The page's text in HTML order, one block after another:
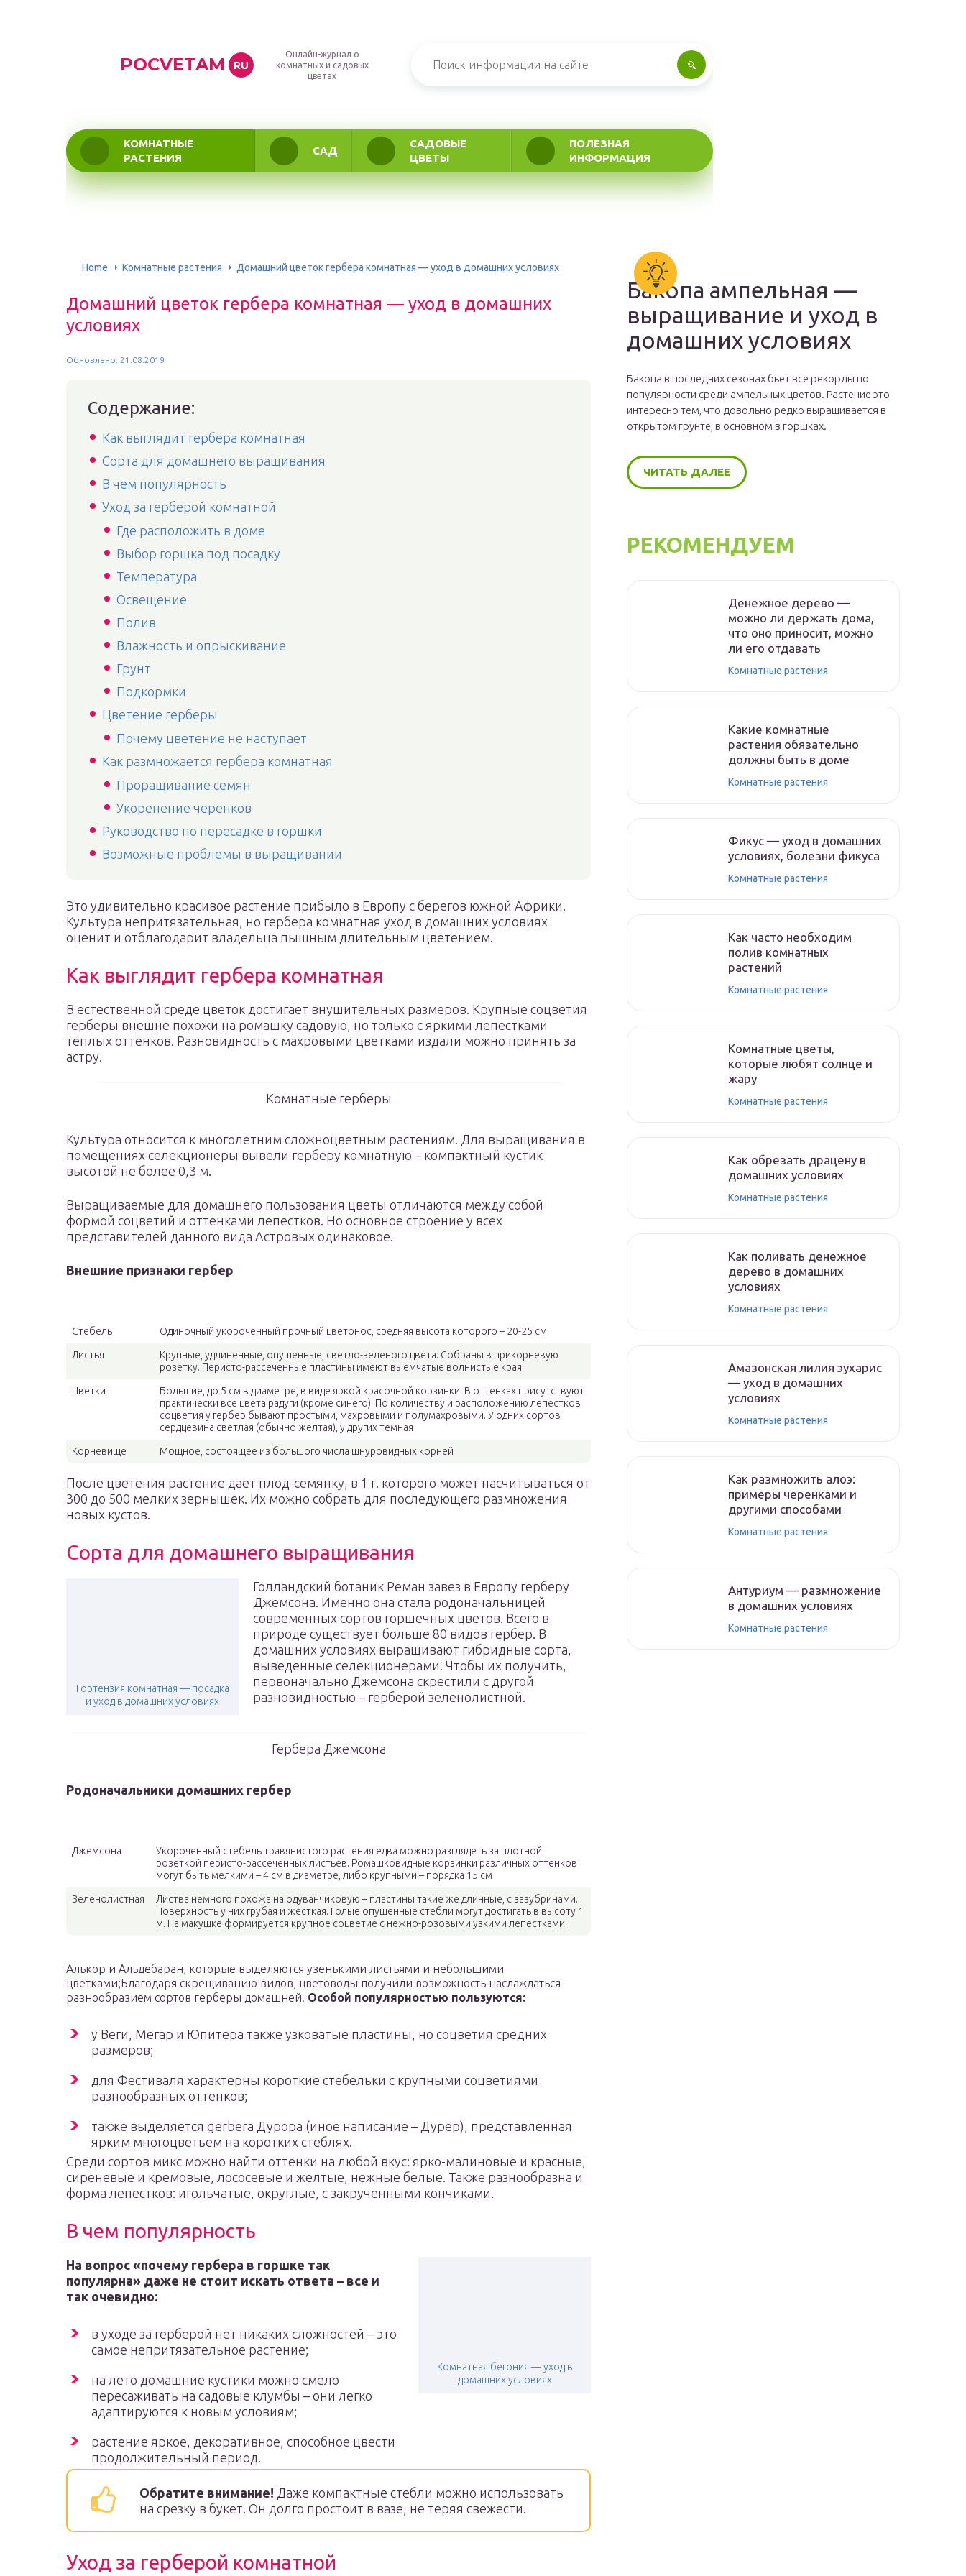
POCVETAM RU
Онлайн-журнал о
комнатных и садовых
цветах
КОМНАТНЫЕ
РАСТЕНИЯ
САД
САДОВЫЕ
ЦВЕТЫ
ПОЛЕЗНАЯ
ИНФОРМАЦИЯ
Home Комнатные растения Домашний цветок гербера комнатная — уход в домашних условиях
Домашний цветок гербера комнатная — уход в домашних
условиях
Обновлено: 21.08.2019
Содержание:
Как выглядит гербера комнатная
Сорта для домашнего выращивания
В чем популярность
Уход за герберой комнатной
Где расположить в доме
Выбор горшка под посадку
Температура
Освещение
Полив
Влажность и опрыскивание
Грунт
Подкормки
Цветение герберы
Почему цветение не наступает
Как размножается гербера комнатная
Проращивание семян
Укоренение черенков
Руководство по пересадке в горшки
Возможные проблемы в выращивании
Это удивительно красивое растение прибыло в Европу с берегов южной Африки.
Культура непритязательная, но гербера комнатная уход в домашних условиях
оценит и отблагодарит владельца пышным длительным цветением.
Как выглядит гербера комнатная
В естественной среде цветок достигает внушительных размеров. Крупные соцветия
герберы внешне похожи на ромашку садовую, но только с яркими лепестками
теплых оттенков. Разновидность с махровыми цветками издали можно принять за
астру.
Комнатные герберы
Культура относится к многолетним сложноцветным растениям. Для выращивания в
помещениях селекционеры вывели герберу комнатную – компактный кустик
высотой не более 0,3 м.
Выращиваемые для домашнего пользования цветы отличаются между собой
формой соцветий и оттенками лепестков. Но основное строение у всех
представителей данного вида Астровых одинаковое.
Внешние признаки гербер
Стебель Одиночный укороченный прочный цветонос, средняя высота которого – 20-25 см
Листья
Крупные, удлиненные, опушенные, светло-зеленого цвета. Собраны в прикорневую
розетку. Перисто-рассеченные пластины имеют выемчатые волнистые края
Цветки
Большие, до 5 см в диаметре, в виде яркой красочной корзинки. В оттенках присутствуют
практически все цвета радуги (кроме синего). По количеству и расположению лепестков
соцветия у гербер бывают простыми, махровыми и полумахровыми. У одних сортов
сердцевина светлая (обычно желтая), у других темная
Корневище Мощное, состоящее из большого числа шнуровидных корней
После цветения растение дает плод-семянку, в 1 г. которого может насчитываться от
300 до 500 мелких зернышек. Их можно собрать для последующего размножения
новых кустов.
Сорта для домашнего выращивания
Гортензия комнатная — посадка
и уход в домашних условиях
Голландский ботаник Реман завез в Европу герберу
Джемсона. Именно она стала родоначальницей
современных сортов горшечных цветов. Всего в
природе существует больше 80 видов гербер. В
домашних условиях выращивают гибридные сорта,
выведенные селекционерами. Чтобы их получить,
первоначально Джемсона скрестили с другой
разновидностью – герберой зеленолистной.
Гербера Джемсона
Родоначальники домашних гербер
Джемсона
Укороченный стебель травянистого растения едва можно разглядеть за плотной
розеткой перисто-рассеченных листьев. Ромашковидные корзинки различных оттенков
могут быть мелкими – 4 см в диаметре, либо крупными – порядка 15 см
Зеленолистная
Листва немного похожа на одуванчиковую – пластины такие же длинные, с зазубринами.
Поверхность у них грубая и жесткая. Голые опушенные стебли могут достигать в высоту 1
м. На макушке формируется крупное соцветие с нежно-розовыми узкими лепестками
Алькор и Альдебаран, которые выделяются узенькими листьями и небольшими
цветками;Благодаря скрещиванию видов, цветоводы получили возможность наслаждаться
разнообразием сортов герберы домашней. Особой популярностью пользуются:
у Веги, Мегар и Юпитера также узковатые пластины, но соцветия средних
размеров;
для Фестиваля характерны короткие стебельки с крупными соцветиями
разнообразных оттенков;
также выделяется gerbera Дурора (иное написание – Дурер), представленная
ярким многоцветьем на коротких стеблях.
Среди сортов микс можно найти оттенки на любой вкус: ярко-малиновые и красные,
сиреневые и кремовые, лососевые и желтые, нежные белые. Также разнообразна и
форма лепестков: игольчатые, округлые, с закрученными кончиками.
В чем популярность
Комнатная бегония — уход в
домашних условиях
На вопрос «почему гербера в горшке так
популярна» даже не стоит искать ответа – все и
так очевидно:
в уходе за герберой нет никаких сложностей – это
самое непритязательное растение;
на лето домашние кустики можно смело
пересаживать на садовые клумбы – они легко
адаптируются к новым условиям;
растение яркое, декоративное, способное цвести
продолжительный период.
Обратите внимание! Даже компактные стебли можно использовать
на срезку в букет. Он долго простоит в вазе, не теряя свежести.
Уход за герберой комнатной
Бакопа ампельная —
выращивание и уход в
домашних условиях
Бакопа в последних сезонах бьет все рекорды по
популярности среди ампельных цветов. Растение это
интересно тем, что довольно редко выращивается в
открытом грунте, в основном в горшках.
ЧИТАТЬ ДАЛЕЕ
РЕКОМЕНДУЕМ
Денежное дерево —
можно ли держать дома,
что оно приносит, можно
ли его отдавать
Комнатные растения
Какие комнатные
растения обязательно
должны быть в доме
Комнатные растения
Фикус — уход в домашних
условиях, болезни фикуса
Комнатные растения
Как часто необходим
полив комнатных
растений
Комнатные растения
Комнатные цветы,
которые любят солнце и
жару
Комнатные растения
Как обрезать драцену в
домашних условиях
Комнатные растения
Как поливать денежное
дерево в домашних
условиях
Комнатные растения
Амазонская лилия эухарис
— уход в домашних
условиях
Комнатные растения
Как размножить алоэ:
примеры черенками и
другими способами
Комнатные растения
Антуриум — размножение
в домашних условиях
Комнатные растения